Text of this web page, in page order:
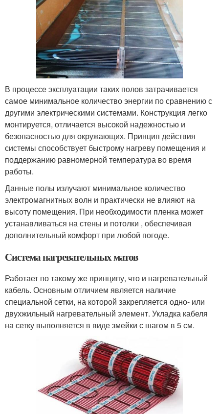
В процессе эксплуатации таких полов затрачивается
самое минимальное количество энергии по сравнению с
другими электрическими системами. Конструкция легко
монтируется, отличается высокой надежностью и
безопасностью для окружающих. Принцип действия
системы способствует быстрому нагреву помещения и
поддержанию равномерной температура во время
работы.
Данные полы излучают минимальное количество
электромагнитных волн и практически не влияют на
высоту помещения. При необходимости пленка может
устанавливаться на стены и потолки , обеспечивая
дополнительный комфорт при любой погоде.
Система нагревательных матов
Работает по такому же принципу, что и нагревательный
кабель. Основным отличием является наличие
специальной сетки, на которой закрепляется одно- или
двухжильный нагревательный элемент. Укладка кабеля
на сетку выполняется в виде змейки с шагом в 5 см.